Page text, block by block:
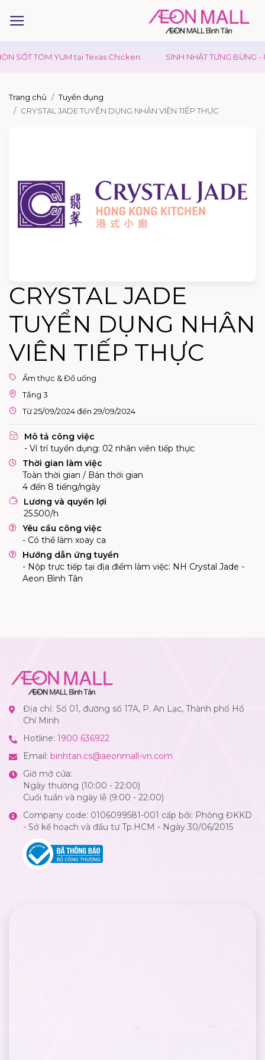
SỐT TOM YUM tại Texas Chicken. SINH NHẬT TƯNG BỪNG -
Trang chủ
Tuyển dụng
CRYSTAL JADE TUYỂN DỤNG NHÂN VIÊN TIẾP THỰC
CRYSTAL JADE
TUYỂN DỤNG NHÂN
VIÊN TIẾP THỰC
Ẩm thực & Đồ uống
Tầng 3
Từ 25/09/2024 đến 29/09/2024
Mô tả công việc
- Ví trí tuyển dụng: 02 nhân viên tiếp thực
Thời gian làm việc
Toàn thời gian / Bán thời gian
4 đến 8 tiếng/ngày
Lương và quyền lợi
25.500/h
Yêu cầu công việc
- Có thể làm xoay ca
Hướng dẫn ứng tuyển
- Nộp trực tiếp tại địa điểm làm việc: NH Crystal Jade -
Aeon Bình Tân
Địa chỉ: Số 01, đường số 17A, P. An Lạc, Thành phố Hồ
Chí Minh
Hotline: 1900 636922
Email: binhtan.cs@aeonmall-vn.com
Giờ mở cửa:
Ngày thường (10:00 - 22:00)
Cuối tuần và ngày lễ (9:00 - 22:00)
Company code: 0106099581-001 cấp bởi: Phòng ĐKKD
- Sở kế hoạch và đầu tư Tp.HCM - Ngày 30/06/2015